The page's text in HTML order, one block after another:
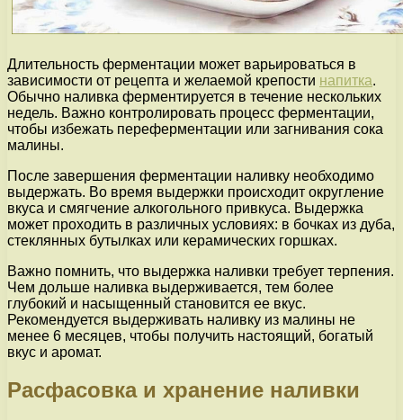
Длительность ферментации может варьироваться в
зависимости от рецепта и желаемой крепости напитка.
Обычно наливка ферментируется в течение нескольких
недель. Важно контролировать процесс ферментации,
чтобы избежать переферментации или загнивания сока
малины.
После завершения ферментации наливку необходимо
выдержать. Во время выдержки происходит округление
вкуса и смягчение алкогольного привкуса. Выдержка
может проходить в различных условиях: в бочках из дуба,
стеклянных бутылках или керамических горшках.
Важно помнить, что выдержка наливки требует терпения.
Чем дольше наливка выдерживается, тем более
глубокий и насыщенный становится ее вкус.
Рекомендуется выдерживать наливку из малины не
менее 6 месяцев, чтобы получить настоящий, богатый
вкус и аромат.
Расфасовка и хранение наливки